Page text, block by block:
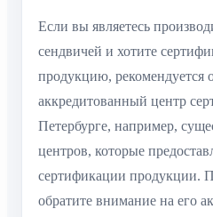
Если вы являетесь
сендвичей и хотите
продукцию, рекомендуется
аккредитованный центр
Петербурге, например,
центров, которые
сертификации продукции.
обратите внимание на его